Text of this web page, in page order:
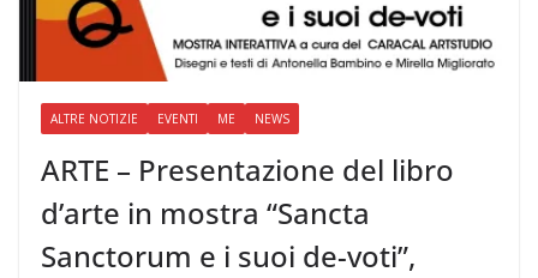
ALTRE NOTIZIE EVENTI ME NEWS
ARTE – Presentazione del libro
d’arte in mostra “Sancta
Sanctorum e i suoi de-voti”,